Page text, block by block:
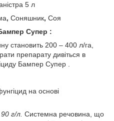
5 л
, Соняшник, Соя
Супер :
становить 200 – 400 л/га,
препарату дивіться в
Бампер Супер .
на основі
г/л. Системна речовина, що